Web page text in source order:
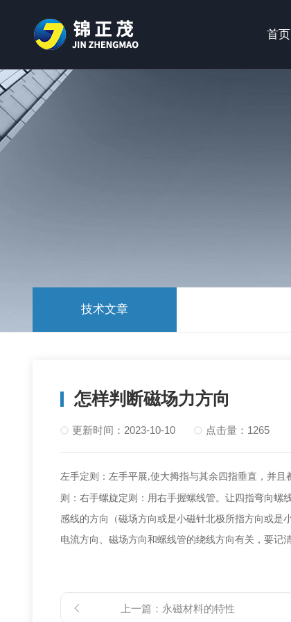
首页
技术文章
怎样判断磁场力方向
更新时间：2023-10-10 点击量：1265
左手定则：左手平展,使大拇指与其余四指垂直 ， 并且
则：右手螺旋定则：用右手握螺线管。让四指弯向螺
感线的方向（磁场方向或是小磁针北极所指方向或是
电流方向 、磁场方向和螺线管的绕线方向有关 ，要记
上一篇： 永磁材料的特性